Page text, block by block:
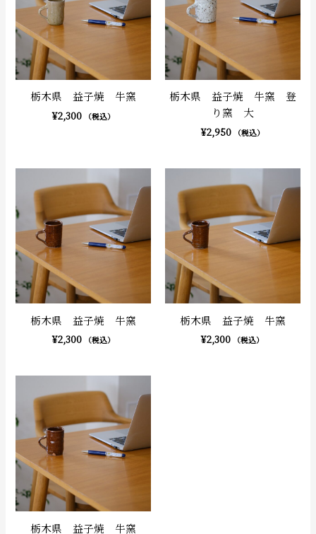
栃木県 益子焼 牛窯
¥2,300 （税込）
栃木県 益子焼 牛窯 登
り窯 大
¥2,950 （税込）
栃木県 益子焼 牛窯
¥2,300 （税込）
栃木県 益子焼 牛窯
¥2,300 （税込）
栃木県 益子焼 牛窯